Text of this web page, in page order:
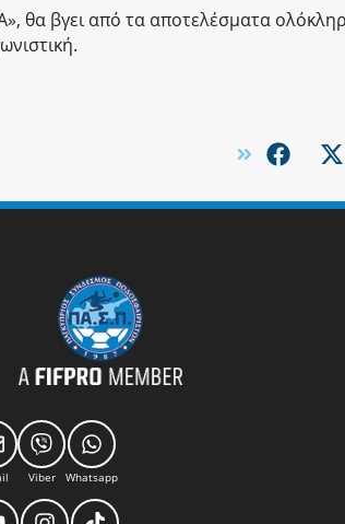
θα βγει από τα αποτελέσματα
Viber Whatsapp